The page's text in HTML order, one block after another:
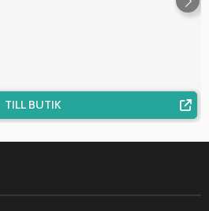
TILL BUTIK